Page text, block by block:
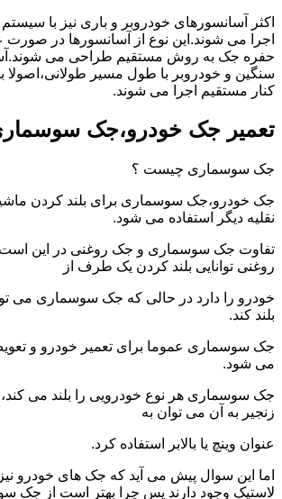
اکثر آسانسورهای خودروبر و باری نیز با
اجرا می شوند.این نوع از آسانسورها در صورت
حفره جک به روش مستقیم طراحی می
سنگین و خودروبر با طول مسیر
کنار مستقیم اجرا می شوند.
تعمیر جک خودرو،جک
جک سوسماری چیست ؟
جک خودرو،جک سوسماری برای بلند کردن
نقلیه دیگر استفاده می شود.
تفاوت جک سوسماری و جک روغنی در این
روغنی توانایی بلند کردن یک طرف از
خودرو را دارد در حالی که جک سوسماری می
بلند کند.
جک سوسماری عموما برای تعمیر خودرو و
می شود.
جک سوسماری هر نوع خودرویی را بلند می
زنجیر به آن می توان به
عنوان وینچ یا بالابر استفاده کرد.
اما این سوال پیش می آید که جک های خودرو
لاستیک وجود دارند پس چرا بهتر است از جک